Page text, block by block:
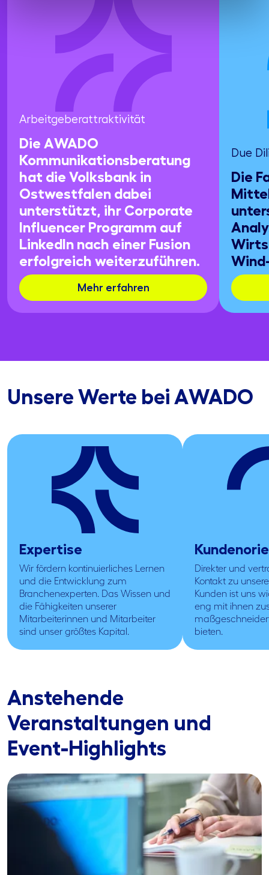
Arbeitgeberattraktivität
Die AWADO
Kommunikationsberatung
hat die Volksbank in
Ostwestfalen dabei
unterstützt, ihr Corporate
Influencer Programm auf
LinkedIn nach einer Fusion
erfolgreich weiterzuführen.
Mehr erfahren
Due
Die
Unsere Werte bei AWADO
Expertise
Wir fördern kontinuierliches Lernen
und die Entwicklung zum
Branchenexperten. Das Wissen und
die Fähigkeiten unserer
Mitarbeiterinnen und Mitarbeiter
sind unser größtes Kapital.
Direkter und
Kontakt zu
Kunden ist uns
eng mit ihnen
bieten.
Anstehende
Veranstaltungen und
Event-Highlights